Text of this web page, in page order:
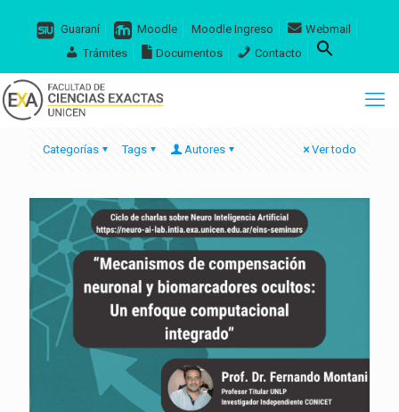
Guaraní Moodle Moodle Ingreso
Webmail
Trámites
Documentos Contacto
Categorías Tags Autores Ver todo